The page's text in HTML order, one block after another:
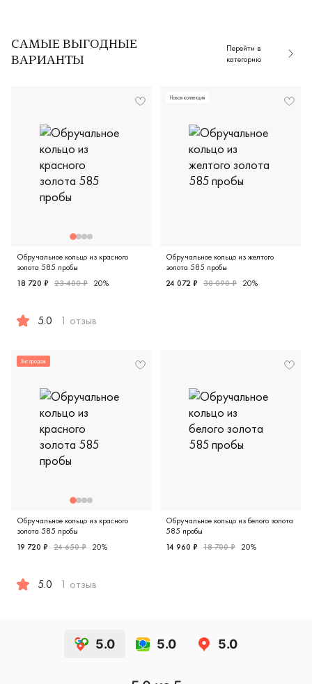
САМЫЕ ВЫГОДНЫЕ
ВАРИАНТЫ
Перейти в
категорию
Обручальное кольцо из красного
золота 585 пробы
18 720 ₽ 23 400 ₽ 20%
5.0 1 отзыв
Новая коллекция
Обручальное кольцо из желтого
золота 585 пробы
24 072 ₽ 30 090 ₽ 20%
Хит продаж
Обручальное кольцо из красного
золота 585 пробы
19 720 ₽ 24 650 ₽ 20%
5.0 1 отзыв
Обручальное кольцо из белого золота
585 пробы
14 960 ₽ 18 700 ₽ 20%
5.0 5.0 5.0